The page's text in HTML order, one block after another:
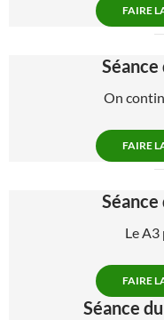
FAIRE
On
FAIRE
Le A3
FAIRE
Séance